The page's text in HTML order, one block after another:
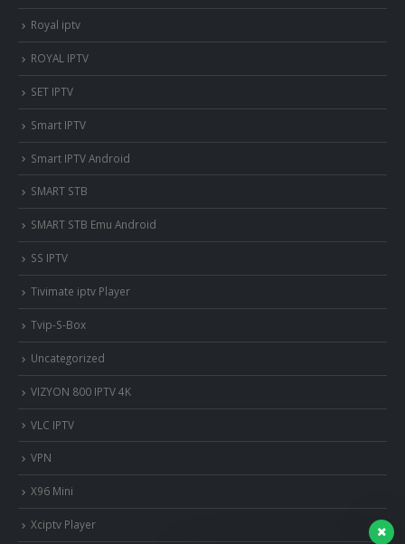
Royal iptv
ROYAL IPTV
SET IPTV
Smart IPTV
Smart IPTV Android
SMART STB
SMART STB Emu Android
SS IPTV
Tivimate iptv Player
Tvip-S-Box
Uncategorized
VIZYON 800 IPTV 4K
VLC IPTV
VPN
X96 Mini
Xciptv Player